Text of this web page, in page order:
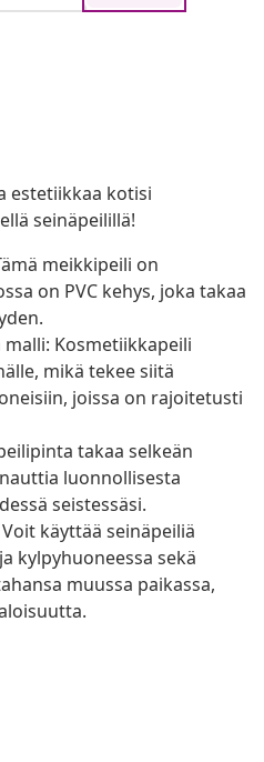
estetiikkaa kotisi
seinäpeilillä!
meikkipeili on
on PVC kehys, joka takaa
Kosmetiikkapeili
mikä tekee siitä
joissa on rajoitetusti
takaa selkeän
luonnollisesta
seistessäsi.
käyttää seinäpeiliä
kylpyhuoneessa sekä
muussa paikassa,